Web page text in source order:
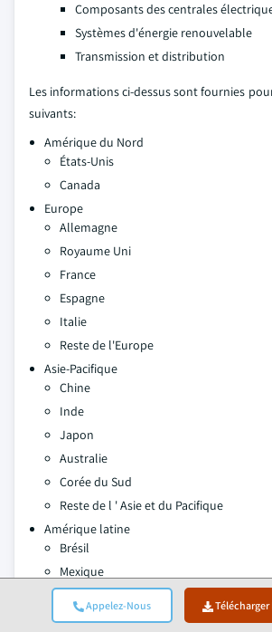
Appelez-Nous Télécharger
Composants des centrales
Systèmes d'énergie renouvelable
Transmission et distribution
Les informations ci-dessus sont fournies
suivants:
Amérique du Nord
États-Unis
Canada
Europe
Allemagne
Royaume Uni
France
Espagne
Italie
Reste de l'Europe
Asie-Pacifique
Chine
Inde
Japon
Australie
Corée du Sud
Reste de l ' Asie et du Pacifique
Amérique latine
Brésil
Mexique
Argentine
Reste de l'Amérique latine